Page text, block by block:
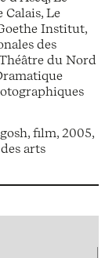
Calais, Le
Institut,
des
du Nord
film, 2005,
arts